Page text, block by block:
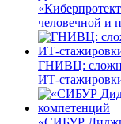
человечной и
ГНИВЦ: